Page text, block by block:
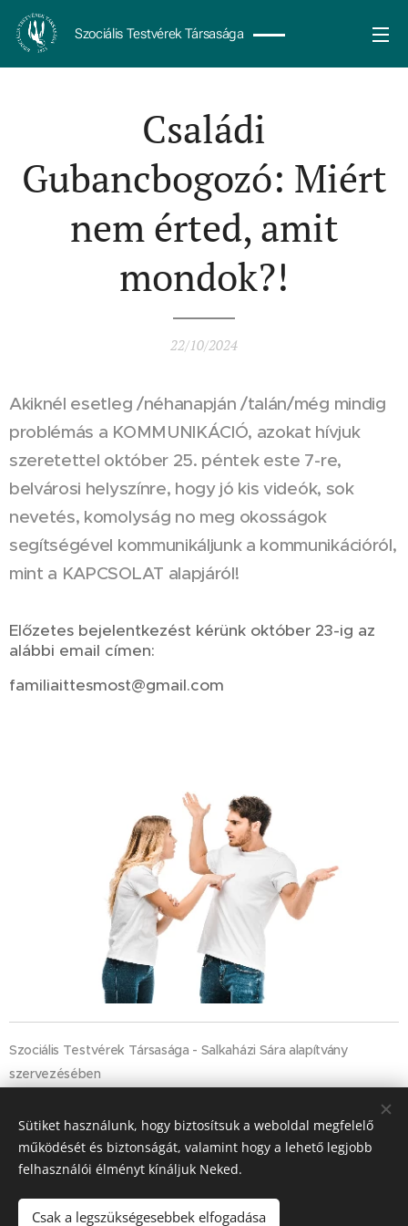
Szociális Testvérek Társasága
Családi
Gubancbogozó: Miért
nem érted, amit
mondok?!
22/10/2024
Akiknél esetleg /néhanapján /talán/még mindig
problémás a KOMMUNIKÁCIÓ, azokat hívjuk
szeretettel október 25. péntek este 7-re,
belvárosi helyszínre, hogy jó kis videók, sok
nevetés, komolyság no meg okosságok
segítségével kommunikáljunk a kommunikációról,
mint a KAPCSOLAT alapjáról!
Előzetes bejelentkezést kérünk október 23-ig az
alábbi email címen:
familiaittesmost@gmail.com
Szociális Testvérek Társasága - Salkaházi Sára alapítvány
szervezésében
Share
Sütiket használunk, hogy biztosítsuk a weboldal megfelelő
működését és biztonságát, valamint hogy a lehető legjobb
felhasználói élményt kínáljuk Neked.
Csak a legszükségesebbek elfogadása